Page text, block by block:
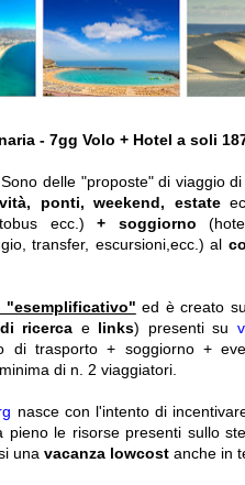
- 7gg Volo + Hotel a soli
delle "proposte" di viaggio
ponti, weekend, estate
ecc.) + soggiorno
transfer, escursioni,ecc.) al
"esemplificativo" ed è creato
ricerca e links) presenti su
di trasporto + soggiorno +
di n. 2 viaggiatori.
nasce con l'intento di
le risorse presenti sullo
una vacanza lowcost anche in